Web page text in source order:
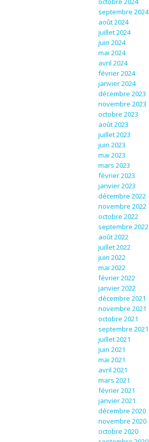
septembre 2024
août 2024
juillet 2024
juin 2024
mai 2024
avril 2024
février 2024
janvier 2024
décembre 2023
novembre 2023
octobre 2023
août 2023
juillet 2023
juin 2023
mai 2023
mars 2023
février 2023
janvier 2023
décembre 2022
novembre 2022
octobre 2022
septembre 2022
août 2022
juillet 2022
juin 2022
mai 2022
février 2022
janvier 2022
décembre 2021
novembre 2021
octobre 2021
septembre 2021
juillet 2021
juin 2021
mai 2021
avril 2021
mars 2021
février 2021
janvier 2021
décembre 2020
novembre 2020
octobre 2020